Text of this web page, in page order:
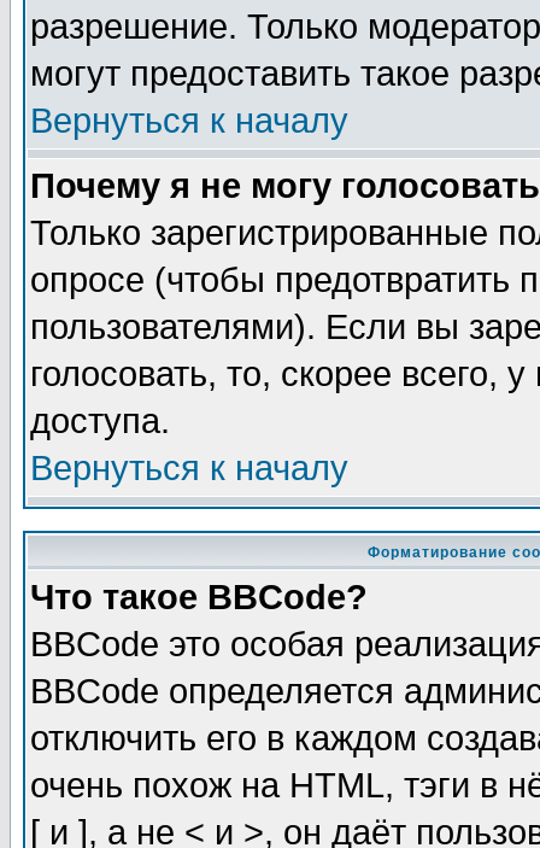
разрешение. Только
могут предоставить такое
Вернуться к началу
Почему я не могу
Только зарегистрированные
опросе (чтобы предотвратить
пользователями). Если вы
голосовать, то, скорее всего,
доступа.
Вернуться к началу
Форматирование
Что такое BBCode?
BBCode это особая
BBCode определяется
отключить его в каждом
очень похож на HTML, тэги в
[ и ], а не < и >, он даёт